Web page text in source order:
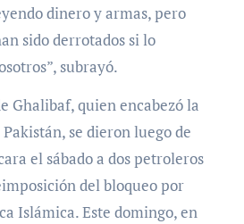
dinero y armas, pero
sido derrotados si lo
subrayó.
Ghalibaf, quien encabezó la
se dieron luego de
el sábado a dos petroleros
del bloqueo por
Islámica. Este domingo, en